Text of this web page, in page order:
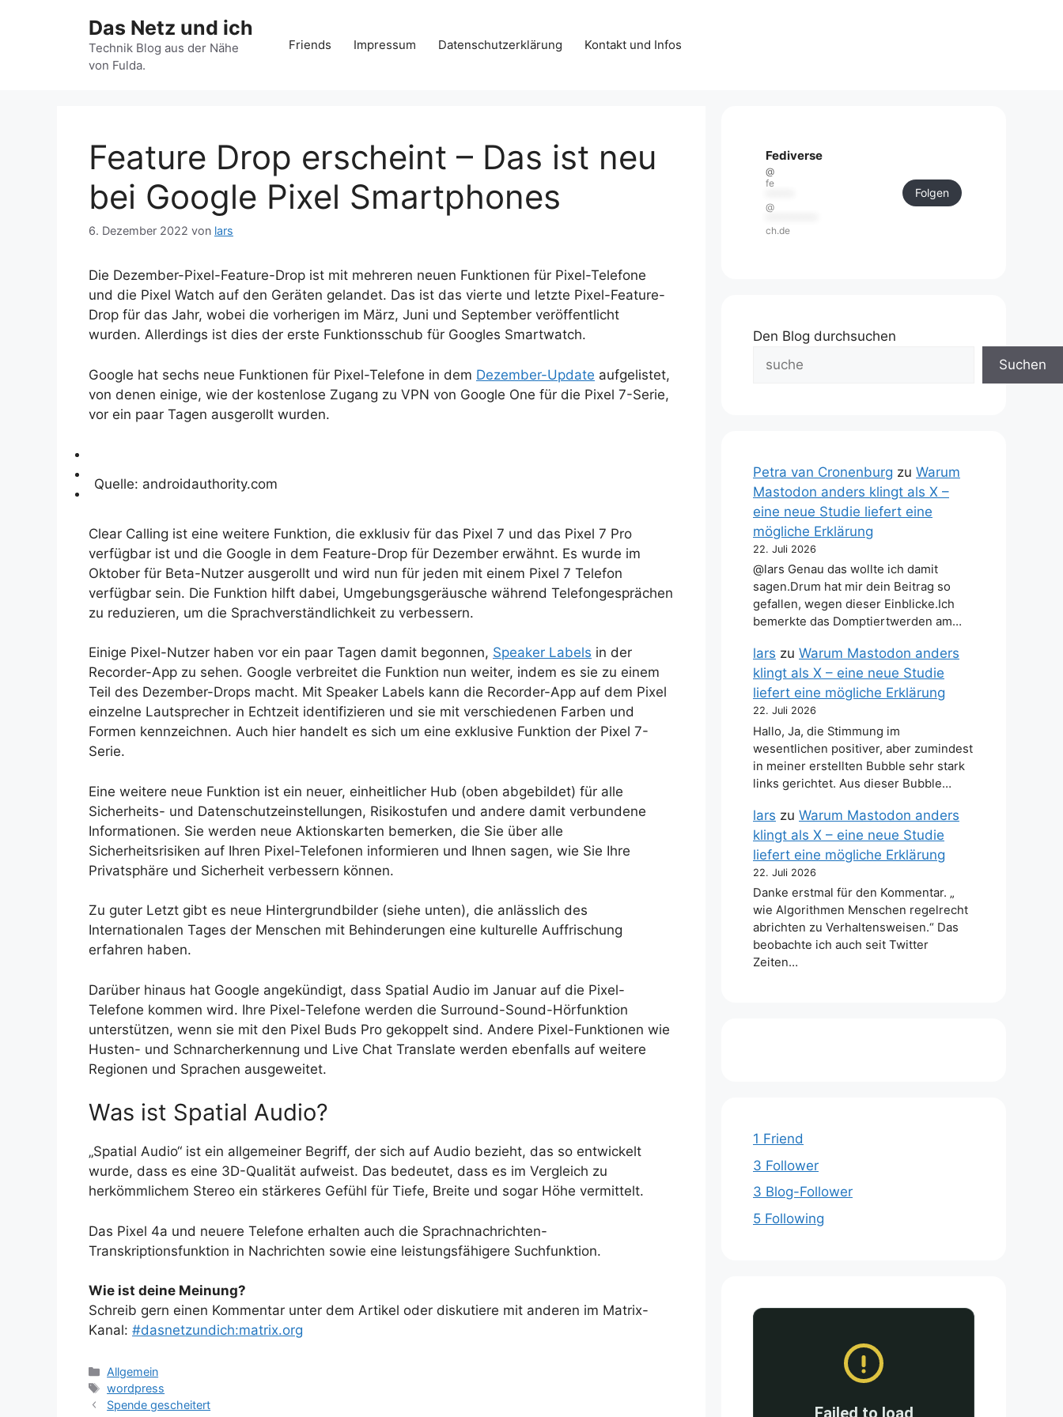
Das Netz und ich
Technik Blog aus der Nähe
von Fulda.
Friends Impressum Datenschutzerklärung Kontakt und Infos
Feature Drop erscheint – Das ist neu
bei Google Pixel Smartphones
6. Dezember 2022 von lars
Die Dezember-Pixel-Feature-Drop ist mit mehreren neuen Funktionen für Pixel-Telefone
und die Pixel Watch auf den Geräten gelandet. Das ist das vierte und letzte Pixel-Feature-
Drop für das Jahr, wobei die vorherigen im März, Juni und September veröffentlicht
wurden. Allerdings ist dies der erste Funktionsschub für Googles Smartwatch.
Google hat sechs neue Funktionen für Pixel-Telefone in dem Dezember-Update aufgelistet,
von denen einige, wie der kostenlose Zugang zu VPN von Google One für die Pixel 7-Serie,
vor ein paar Tagen ausgerollt wurden.
Quelle: androidauthority.com
Clear Calling ist eine weitere Funktion, die exklusiv für das Pixel 7 und das Pixel 7 Pro
verfügbar ist und die Google in dem Feature-Drop für Dezember erwähnt. Es wurde im
Oktober für Beta-Nutzer ausgerollt und wird nun für jeden mit einem Pixel 7 Telefon
verfügbar sein. Die Funktion hilft dabei, Umgebungsgeräusche während Telefongesprächen
zu reduzieren, um die Sprachverständlichkeit zu verbessern.
Einige Pixel-Nutzer haben vor ein paar Tagen damit begonnen, Speaker Labels in der
Recorder-App zu sehen. Google verbreitet die Funktion nun weiter, indem es sie zu einem
Teil des Dezember-Drops macht. Mit Speaker Labels kann die Recorder-App auf dem Pixel
einzelne Lautsprecher in Echtzeit identifizieren und sie mit verschiedenen Farben und
Formen kennzeichnen. Auch hier handelt es sich um eine exklusive Funktion der Pixel 7-
Serie.
Eine weitere neue Funktion ist ein neuer, einheitlicher Hub (oben abgebildet) für alle
Sicherheits- und Datenschutzeinstellungen, Risikostufen und andere damit verbundene
Informationen. Sie werden neue Aktionskarten bemerken, die Sie über alle
Sicherheitsrisiken auf Ihren Pixel-Telefonen informieren und Ihnen sagen, wie Sie Ihre
Privatsphäre und Sicherheit verbessern können.
Zu guter Letzt gibt es neue Hintergrundbilder (siehe unten), die anlässlich des
Internationalen Tages der Menschen mit Behinderungen eine kulturelle Auffrischung
erfahren haben.
Darüber hinaus hat Google angekündigt, dass Spatial Audio im Januar auf die Pixel-
Telefone kommen wird. Ihre Pixel-Telefone werden die Surround-Sound-Hörfunktion
unterstützen, wenn sie mit den Pixel Buds Pro gekoppelt sind. Andere Pixel-Funktionen wie
Husten- und Schnarcherkennung und Live Chat Translate werden ebenfalls auf weitere
Regionen und Sprachen ausgeweitet.
Was ist Spatial Audio?
„Spatial Audio“ ist ein allgemeiner Begriff, der sich auf Audio bezieht, das so entwickelt
wurde, dass es eine 3D-Qualität aufweist. Das bedeutet, dass es im Vergleich zu
herkömmlichem Stereo ein stärkeres Gefühl für Tiefe, Breite und sogar Höhe vermittelt.
Das Pixel 4a und neuere Telefone erhalten auch die Sprachnachrichten-
Transkriptionsfunktion in Nachrichten sowie eine leistungsfähigere Suchfunktion.
Wie ist deine Meinung?
Schreib gern einen Kommentar unter dem Artikel oder diskutiere mit anderen im Matrix-
Kanal: #dasnetzundich:matrix.org
Kategorien
Allgemein
Schlagwörter
wordpress
Spende gescheitert
Fediverse
@
fe
@
ch.de
Folgen
Den Blog durchsuchen
Suchen
Petra van Cronenburg zu Warum
Mastodon anders klingt als X –
eine neue Studie liefert eine
mögliche Erklärung
22. Juli 2026
@lars Genau das wollte ich damit
sagen.Drum hat mir dein Beitrag so
gefallen, wegen dieser Einblicke.Ich
bemerkte das Domptiertwerden am…
lars zu Warum Mastodon anders
klingt als X – eine neue Studie
liefert eine mögliche Erklärung
22. Juli 2026
Hallo, Ja, die Stimmung im
wesentlichen positiver, aber zumindest
in meiner erstellten Bubble sehr stark
links gerichtet. Aus dieser Bubble…
lars zu Warum Mastodon anders
klingt als X – eine neue Studie
liefert eine mögliche Erklärung
22. Juli 2026
Danke erstmal für den Kommentar. „
wie Algorithmen Menschen regelrecht
abrichten zu Verhaltensweisen.“ Das
beobachte ich auch seit Twitter
Zeiten…
1 Friend
3 Follower
3 Blog-Follower
5 Following